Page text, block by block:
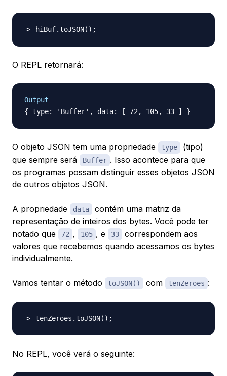
hiBuf.toJSON( ) ;
O REPL retornará:
Output
O objeto JSON tem uma propriedade type
(tipo)
que sempre será
Buffer . Isso acontece para que
os programas possam distinguir esses objetos JSON
de outros objetos JSON.
A propriedade data
contém uma matriz da
representação de inteiros dos bytes. Você pode ter
notado que
72 , 105 , e 33
correspondem aos
valores que recebemos quando acessamos os bytes
individualmente.
Vamos tentar o método toJSON() com tenZeroes :
tenZeroes.toJSON( ) ;
No REPL, você verá o seguinte: